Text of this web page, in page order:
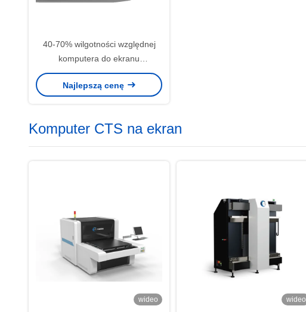
40-70% wilgotności względnej
komputera do ekranu
Maksymalny rozmiar ekranu
400x400mm
Najlepszą cenę
Komputer CTS na ekran
wideo wideo